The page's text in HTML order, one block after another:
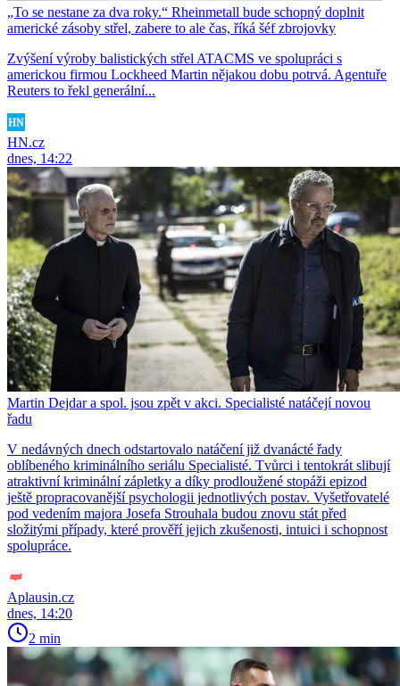
„To se nestane za dva roky.“ Rheinmetall bude schopný doplnit
americké zásoby střel, zabere to ale čas, říká šéf zbrojovky
Zvýšení výroby balistických střel ATACMS ve spolupráci s
americkou firmou Lockheed Martin nějakou dobu potrvá. Agentuře
Reuters to řekl generální...
HN.cz
dnes, 14:22
Martin Dejdar a spol. jsou zpět v akci. Specialisté natáčejí novou
řadu
V nedávných dnech odstartovalo natáčení již dvanácté řady
oblíbeného kriminálního seriálu Specialisté. Tvůrci i tentokrát slibují
atraktivní kriminální zápletky a díky prodloužené stopáži epizod
ještě propracovanější psychologii jednotlivých postav. Vyšetřovatelé
pod vedením majora Josefa Strouhala budou znovu stát před
složitými případy, které prověří jejich zkušenosti, intuici i schopnost
spolupráce.
Aplausin.cz
dnes, 14:20
2 min